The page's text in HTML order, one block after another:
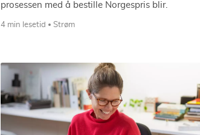
prosessen med å bestille Norgespris blir.
4 min lesetid Strøm